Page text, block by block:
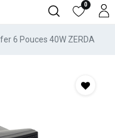
0
6 Pouces 40W ZERDA